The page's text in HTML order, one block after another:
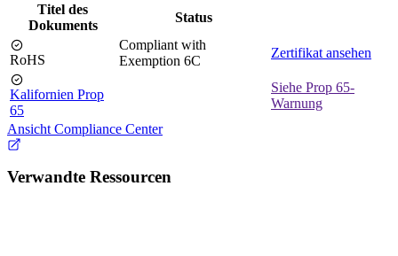
Titel des
Dokuments
Status
RoHS
Compliant with
Exemption 6C
Zertifikat ansehen
Kalifornien Prop
65
Siehe Prop 65-
Warnung
Ansicht Compliance Center
Verwandte Ressourcen